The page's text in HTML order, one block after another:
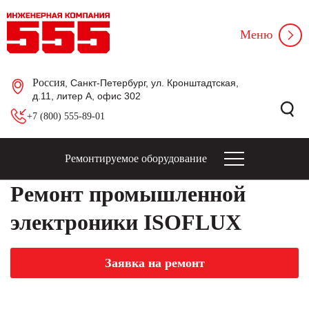
Россия , Санкт-Петербург, ул. Кронштадтская,
д.11, литер А, офис 302
+7 (800) 555-89-01
Меню
Ремонтируемое оборудование
Ремонт промышленной
электроники ISOFLUX
Заявка на ремонт